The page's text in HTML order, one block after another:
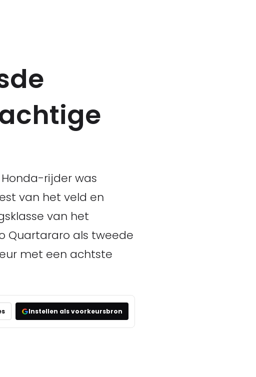
rijder was
van het veld en
van het
Quartararo als tweede
met een achtste
Instellen als voorkeursbron